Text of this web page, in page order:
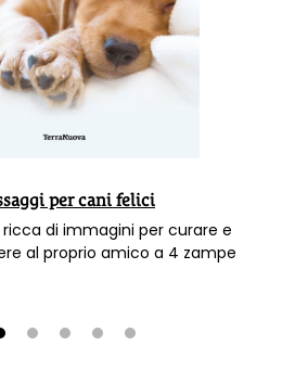
per cani felici
di immagini per curare e
offrire benessere al proprio amico a 4 zampe